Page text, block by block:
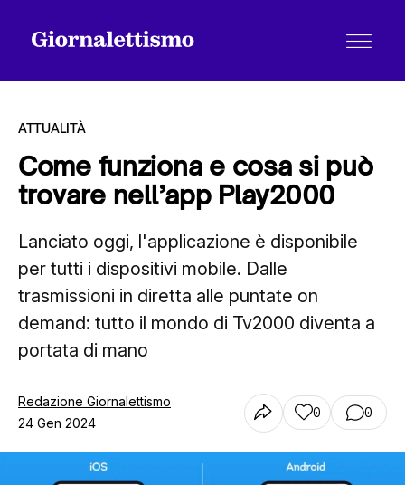
Tutti gli articoli
Chi siamo
Contatti
ATTUALITÀ
Come funziona e cosa si può
trovare nell’app Play2000
Lanciato oggi, l'applicazione è disponibile
per tutti i dispositivi mobile. Dalle
trasmissioni in diretta alle puntate on
demand: tutto il mondo di Tv2000 diventa a
portata di mano
Redazione Giornalettismo
24 Gen 2024
0 0